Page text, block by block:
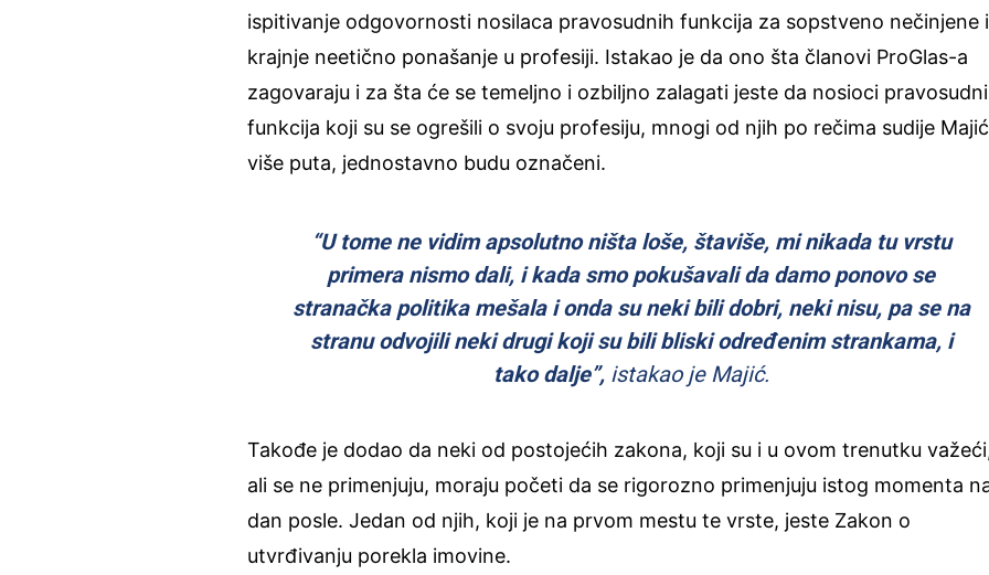
ispitivanje odgovornosti nosilaca pravosudnih funkcija za sopstveno nečinjene
krajnje neetično ponašanje u profesiji. Istakao je da ono šta članovi ProGlas-a
zagovaraju i za šta će se temeljno i ozbiljno zalagati jeste da nosioci
funkcija koji su se ogrešili o svoju profesiju, mnogi od njih po rečima sudije
više puta, jednostavno budu označeni.
“U tome ne vidim apsolutno ništa loše, štaviše, mi nikada tu vrstu
primera nismo dali, i kada smo pokušavali da damo ponovo se
stranačka politika mešala i onda su neki bili dobri, neki nisu, pa se na
stranu odvojili neki drugi koji su bili bliski određenim strankama, i
tako dalje”, istakao je Majić.
Takođe je dodao da neki od postojećih zakona, koji su i u ovom trenutku
ali se ne primenjuju, moraju početi da se rigorozno primenjuju istog momenta
dan posle. Jedan od njih, koji je na prvom mestu te vrste, jeste Zakon o
utvrđivanju porekla imovine.